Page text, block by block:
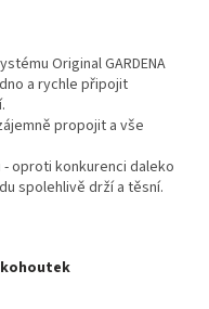
Original GARDENA
a rychle připojit
propojit a vše
oproti konkurenci daleko
spolehlivě drží a těsní.